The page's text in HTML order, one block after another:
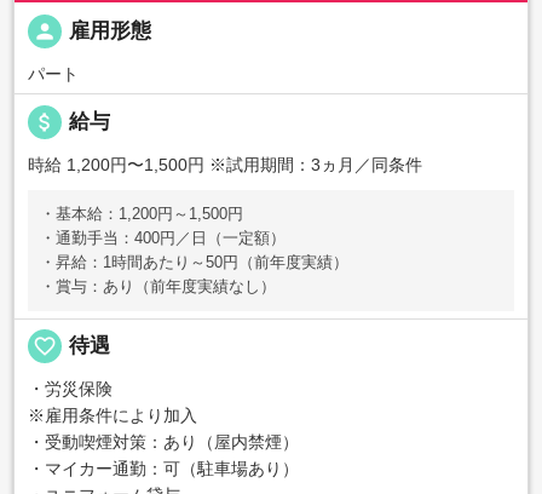
person 雇用形態
パート
attach_money 給与
時給 1,200円〜1,500円 ※試用期間：3ヵ月／同条件
・基本給：1,200円～1,500円
・通勤手当：400円／日（一定額）
・昇給：1時間あたり～50円（前年度実績）
・賞与：あり（前年度実績なし）
favorite_border 待遇
・労災保険
※雇用条件により加入
・受動喫煙対策：あり（屋内禁煙）
・マイカー通勤：可（駐車場あり）